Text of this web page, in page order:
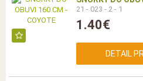
21 - 023 - 2 - 1
1.40€
DETAIL